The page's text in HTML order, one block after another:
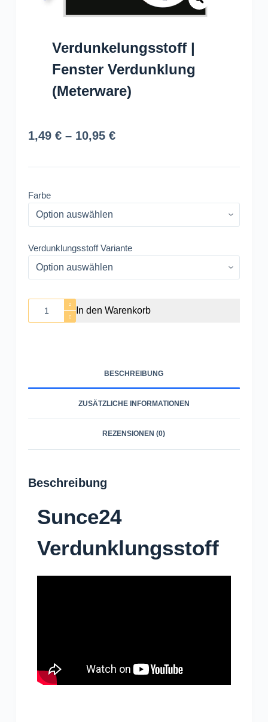
Verdunkelungsstoff |
Fenster Verdunklung
(Meterware)
1,49 € – 10,95 €Preisspanne:
Farbe
Verdunklungsstoff Variante
Verdunkelungsstoff
|
In den Warenkorb
BESCHREIBUNG
ZUSÄTZLICHE INFORMATIONEN
REZENSIONEN (0)
Beschreibung
Sunce24
Verdunklungsstoff